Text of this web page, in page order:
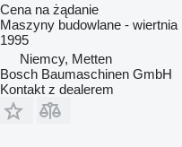
Cena na żądanie
Maszyny budowlane - wiertnia
1995
Niemcy, Metten
Bosch Baumaschinen GmbH
Kontakt z dealerem